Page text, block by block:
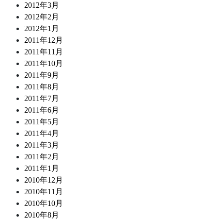
2012年3月
2012年2月
2012年1月
2011年12月
2011年11月
2011年10月
2011年9月
2011年8月
2011年7月
2011年6月
2011年5月
2011年4月
2011年3月
2011年2月
2011年1月
2010年12月
2010年11月
2010年10月
2010年8月